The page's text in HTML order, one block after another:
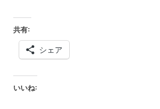
共有:
シェア
いいね: